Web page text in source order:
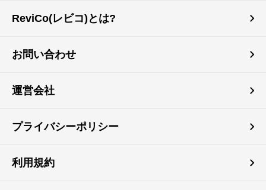
ReviCo(レビコ)とは?
お問い合わせ
運営会社
プライバシーポリシー
利用規約